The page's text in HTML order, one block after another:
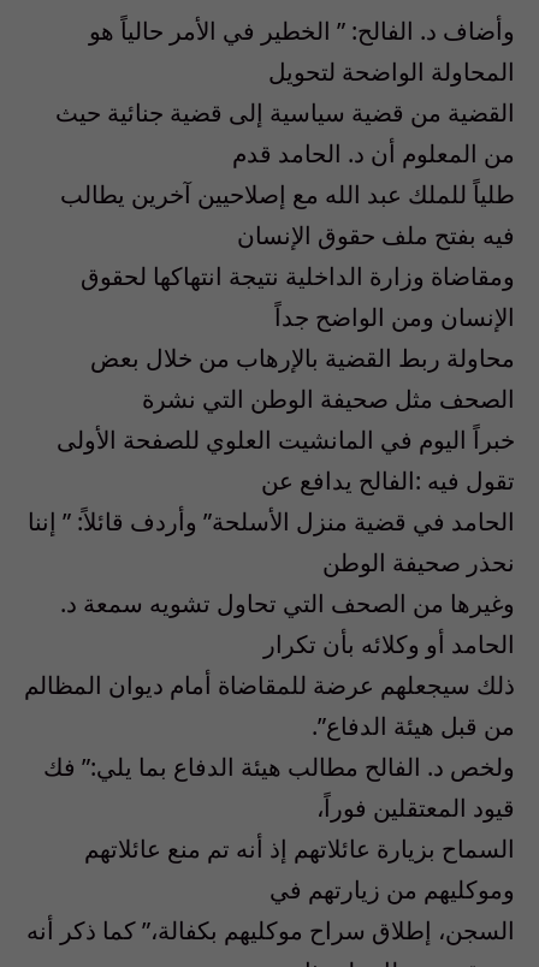
وأضاف د. الفالح: ” الخطير في الأمر حالياً هو
المحاولة الواضحة لتحويل
القضية من قضية سياسية إلى قضية جنائية حيث
من المعلوم أن د. الحامد قدم
طلياً للملك عبد الله مع إصلاحيين آخرين يطالب
فيه بفتح ملف حقوق الإنسان
ومقاضاة وزارة الداخلية نتيجة انتهاكها لحقوق
الإنسان ومن الواضح جداً
محاولة ربط القضية بالإرهاب من خلال بعض
الصحف مثل صحيفة الوطن التي نشرة
خبراً اليوم في المانشيت العلوي للصفحة الأولى
تقول فيه :الفالح يدافع عن
الحامد في قضية منزل الأسلحة” وأردف قائلاً: ” إننا
نحذر صحيفة الوطن
وغيرها من الصحف التي تحاول تشويه سمعة د.
الحامد أو وكلائه بأن تكرار
ذلك سيجعلهم عرضة للمقاضاة أمام ديوان المظالم
من قبل هيئة الدفاع”.
ولخص د. الفالح مطالب هيئة الدفاع بما يلي:” فك
قيود المعتقلين فوراً،
السماح بزيارة عائلاتهم إذ أنه تم منع عائلاتهم
وموكليهم من زيارتهم في
السجن، إطلاق سراح موكليهم بكفالة،” كما ذكر أنه